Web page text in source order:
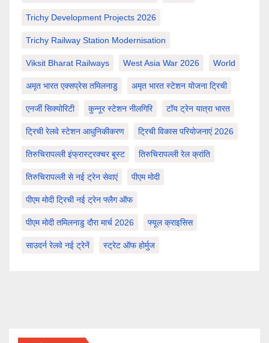
Trichy Development Projects 2026
Trichy Railway Station Modernisation
Viksit Bharat Railways West Asia War 2026 World
अमृत भारत एक्सप्रेस तमिलनाडु अमृत भारत स्टेशन योजना ट्रिची
एनर्जी सिक्योरिटी कुन्नूर स्टेशन नीलगिरि टॉय ट्रेन यात्रा भारत
ट्रिची रेलवे स्टेशन आधुनिकीकरण ट्रिची विकास परियोजनाएं 2026
तिरुचिरापल्ली इंफ्रास्ट्रक्चर बूस्ट तिरुचिरापल्ली रेल क्रांति
तिरुचिरापल्ली से नई ट्रेन सेवाएं पीएम मोदी
पीएम मोदी ट्रिची नई ट्रेन फ्लैग ऑफ
पीएम मोदी तमिलनाडु दौरा मार्च 2026 फ्यूल क्राइसिस
साउदर्न रेलवे नई ट्रेनें स्ट्रेट ऑफ होर्मुज